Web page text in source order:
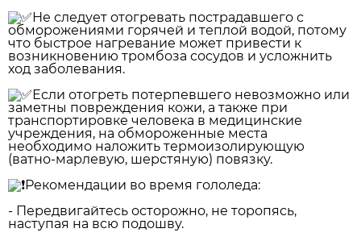
Не следует отогревать пострадавшего с
обморожениями горячей и теплой водой, потому
что быстрое нагревание может привести к
возникновению тромбоза сосудов и усложнить
ход заболевания.
Если отогреть потерпевшего невозможно или
заметны повреждения кожи, а также при
транспортировке человека в медицинские
учреждения, на обмороженные места
необходимо наложить термоизолирующую
(ватно-марлевую, шерстяную) повязку.
Рекомендации во время гололеда:
- Передвигайтесь осторожно, не торопясь,
наступая на всю подошву.